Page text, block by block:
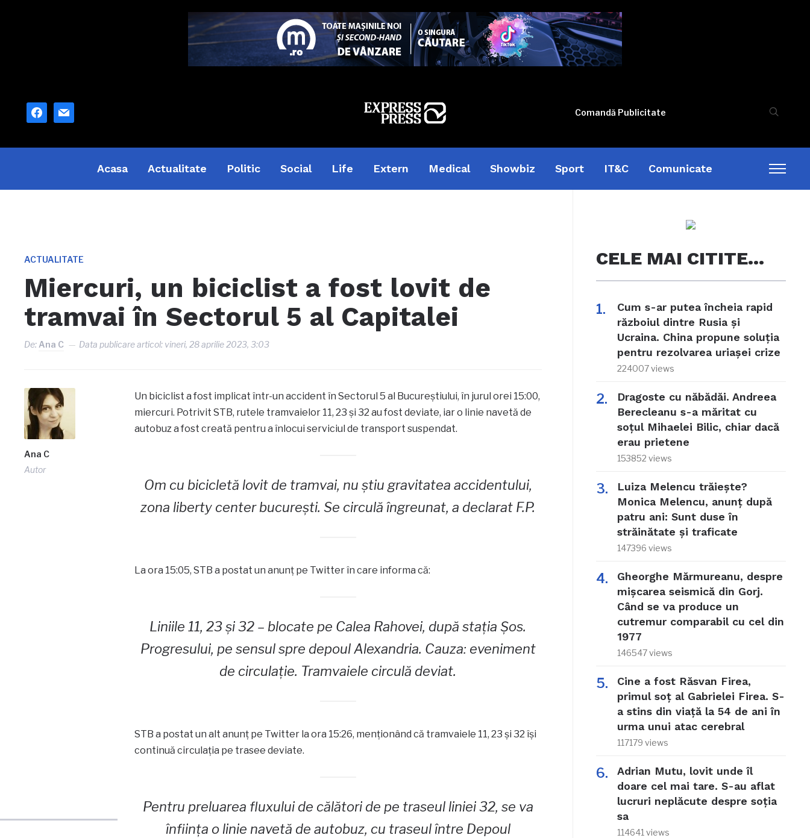
facebook
mail Comandă Publicitate
Acasa Actualitate Politic Social Life Extern Medical Showbiz Sport IT&C Comunicate
ACTUALITATE
Miercuri, un biciclist a fost lovit de
tramvai în Sectorul 5 al Capitalei
De: Ana C Data publicare articol: vineri, 28 aprilie 2023, 3:03
Ana C
Autor
Un biciclist a fost implicat într-un accident în Sectorul 5 al Bucureștiului, în jurul orei 15:00,
miercuri. Potrivit STB, rutele tramvaielor 11, 23 și 32 au fost deviate, iar o linie navetă de
autobuz a fost creată pentru a înlocui serviciul de transport suspendat.
Om cu bicicletă lovit de tramvai, nu știu gravitatea accidentului,
zona liberty center bucurești. Se circulă îngreunat, a declarat F.P.
La ora 15:05, STB a postat un anunț pe Twitter în care informa că:
Liniile 11, 23 și 32 – blocate pe Calea Rahovei, după stația Șos.
Progresului, pe sensul spre depoul Alexandria. Cauza: eveniment
de circulație. Tramvaiele circulă deviat.
STB a postat un alt anunț pe Twitter la ora 15:26, menționând că tramvaiele 11, 23 și 32 își
continuă circulația pe trasee deviate.
Pentru preluarea fluxului de călători de pe traseul liniei 32, se va
înființa o linie navetă de autobuz, cu traseul între Depoul
CELE MAI CITITE…
Cum s-ar putea încheia rapid
războiul dintre Rusia și
Ucraina. China propune soluția
pentru rezolvarea uriașei crize
224007 views
Dragoste cu năbădăi. Andreea
Berecleanu s-a măritat cu
soțul Mihaelei Bilic, chiar dacă
erau prietene
153852 views
Luiza Melencu trăiește?
Monica Melencu, anunț după
patru ani: Sunt duse în
străinătate și traficate
147396 views
Gheorghe Mărmureanu, despre
mișcarea seismică din Gorj.
Când se va produce un
cutremur comparabil cu cel din
1977
146547 views
Cine a fost Răsvan Firea,
primul soț al Gabrielei Firea. S-
a stins din viață la 54 de ani în
urma unui atac cerebral
117179 views
Adrian Mutu, lovit unde îl
doare cel mai tare. S-au aflat
lucruri neplăcute despre soția
sa
114641 views